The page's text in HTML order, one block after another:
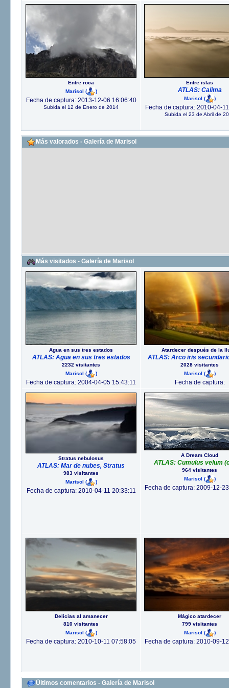
Entre roca
Marisol ( )
Fecha de captura: 2013-12-06 16:06:40
Subida el 12 de Enero de 2014
Entre islas
ATLAS: Calima
Marisol ( )
Fecha de captura: 2010-04-
Subida el 23 de Abril de
Más valorados - Galería de Marisol
Más visitados - Galería de Marisol
Agua en sus tres estados
ATLAS: Agua en sus tres estados
2232 visitantes
Marisol ( )
Fecha de captura: 2004-04-05 15:43:11
Atardecer después de la
ATLAS: Arco iris
2028 visitantes
Marisol ( )
Fecha de captura:
Stratus nebulosus
ATLAS: Mar de nubes, Stratus
983 visitantes
Marisol ( )
Fecha de captura: 2010-04-11 20:33:11
A Dream Cloud
ATLAS: Cumulus velum
964 visitantes
Marisol ( )
Fecha de captura: 2009-12-
Delicias al amanecer
810 visitantes
Marisol ( )
Fecha de captura: 2010-10-11 07:58:05
Mágico atardecer
799 visitantes
Marisol ( )
Fecha de captura: 2010-09-
Últimos comentarios - Galería de Marisol